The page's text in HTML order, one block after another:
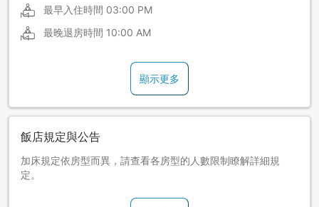
最早入住時間 03:00 PM
最晚退房時間 10:00 AM
顯示更多
飯店規定與公告
加床規定依房型而異，請查看各房型的人數限制瞭解詳細規
定。